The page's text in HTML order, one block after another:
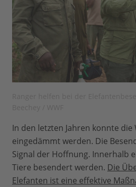
In den letzten Jahren konnte die
eingedämmt werden. Die
Signal der Hoffnung. Innerhalb
Tiere besendert werden. Die
Elefanten ist eine effektive